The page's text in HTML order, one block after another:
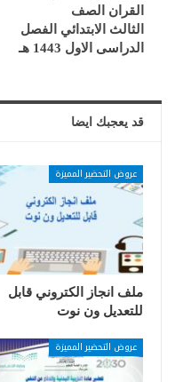
القران الصف
الثالث الابتدائي الفصل
الدراسى الاول 1443 هـ
قد يعجبك ايضا
عروض التحضير المميزة
ملف انجاز الكتروني قابل
للتعديل ون نوت
عروض التحضير المميزة